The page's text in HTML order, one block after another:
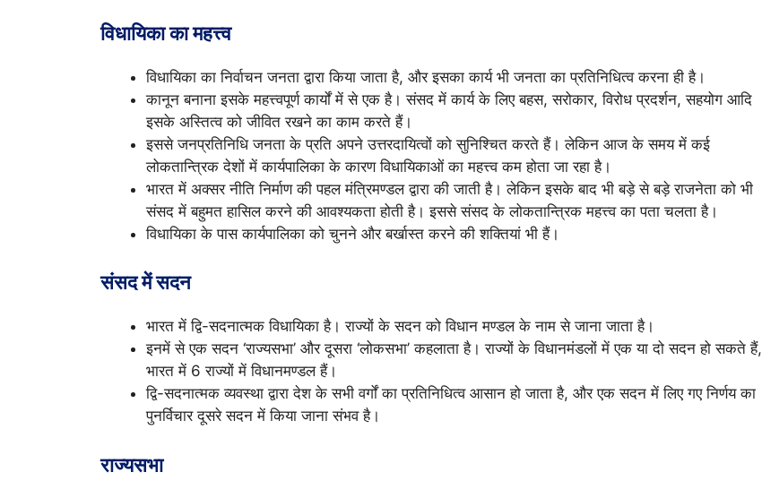
विधायिका का महत्त्व
विधायिका का निर्वाचन जनता द्वारा किया जाता है, और इसका कार्य भी जनता का प्रतिनिधित्व करना ही है।
कानून बनाना इसके महत्त्वपूर्ण कार्यों में से एक है। संसद में कार्य के लिए बहस, सरोकार, विरोध प्रदर्शन, सहयोग आदि
इसके अस्तित्व को जीवित रखने का काम करते हैं।
इससे जनप्रतिनिधि जनता के प्रति अपने उत्तरदायित्वों को सुनिश्चित करते हैं। लेकिन आज के समय में कई
लोकतान्त्रिक देशों में कार्यपालिका के कारण विधायिकाओं का महत्त्व कम होता जा रहा है।
भारत में अक्सर नीति निर्माण की पहल मंत्रिमण्डल द्वारा की जाती है। लेकिन इसके बाद भी बड़े से बड़े राजनेता को भी
संसद में बहुमत हासिल करने की आवश्यकता होती है। इससे संसद के लोकतान्त्रिक महत्त्व का पता चलता है।
विधायिका के पास कार्यपालिका को चुनने और बर्खास्त करने की शक्तियां भी हैं।
संसद में सदन
भारत में द्वि-सदनात्मक विधायिका है। राज्यों के सदन को विधान मण्डल के नाम से जाना जाता है।
इनमें से एक सदन ‘राज्यसभा’ और दूसरा ‘लोकसभा’ कहलाता है। राज्यों के विधानमंडलों में एक या दो सदन हो सकते हैं,
भारत में 6 राज्यों में विधानमण्डल हैं।
द्वि-सदनात्मक व्यवस्था द्वारा देश के सभी वर्गों का प्रतिनिधित्व आसान हो जाता है, और एक सदन में लिए गए निर्णय का
पुनर्विचार दूसरे सदन में किया जाना संभव है।
राज्यसभा